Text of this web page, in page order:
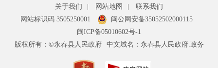
关于我们 | 网站地图 |
联系我们
网站标识码 3505250001
闽公网安备35052502000115
闽ICP备05010602号-1
版权所有：©永春县人民政府
中文域名：永春县人民政府.政务